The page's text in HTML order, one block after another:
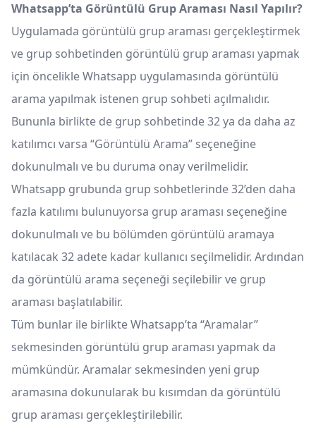
Whatsapp’ta Görüntülü Grup Araması Nasıl Yapılır?
Uygulamada görüntülü grup araması gerçekleştirmek
ve grup sohbetinden görüntülü grup araması yapmak
için öncelikle Whatsapp uygulamasında görüntülü
arama yapılmak istenen grup sohbeti açılmalıdır.
Bununla birlikte de grup sohbetinde 32 ya da daha az
katılımcı varsa “Görüntülü Arama” seçeneğine
dokunulmalı ve bu duruma onay verilmelidir.
Whatsapp grubunda grup sohbetlerinde 32’den daha
fazla katılımı bulunuyorsa grup araması seçeneğine
dokunulmalı ve bu bölümden görüntülü aramaya
katılacak 32 adete kadar kullanıcı seçilmelidir. Ardından
da görüntülü arama seçeneği seçilebilir ve grup
araması başlatılabilir.
Tüm bunlar ile birlikte Whatsapp’ta “Aramalar”
sekmesinden görüntülü grup araması yapmak da
mümkündür. Aramalar sekmesinden yeni grup
aramasına dokunularak bu kısımdan da görüntülü
grup araması gerçekleştirilebilir.